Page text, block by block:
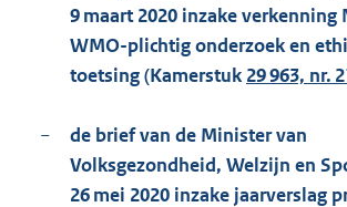
9 maart 2020 inzake verkenning
WMO-plichtig onderzoek en
toetsing (Kamerstuk 29 963, nr.
−
de brief van de Minister van
Volksgezondheid, Welzijn en
26 mei 2020 inzake jaarverslag